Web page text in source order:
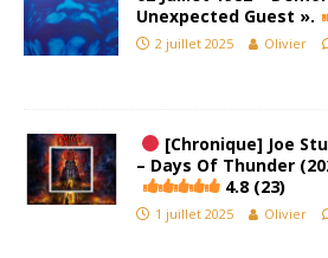
Unexpected Guest ».
2 juillet 2025 Olivier
[Chronique] Joe
– Days Of Thunder
4.8 (23)
1 juillet 2025 Olivier